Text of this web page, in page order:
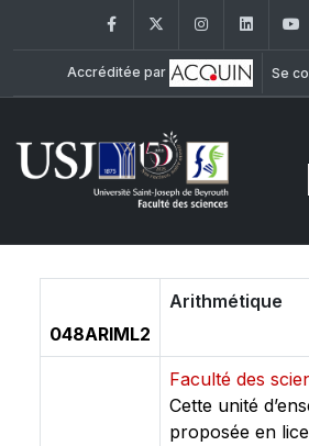
FacebookTwitter Instagram
Accréditée par Se
048ARIML2
Arithmétique
Faculté des
Cette unité
proposée en